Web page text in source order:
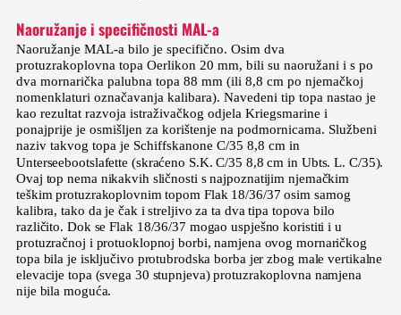
Naoružanje i specifičnosti MAL-a
Naoružanje MAL-a bilo je specifično. Osim dva
protuzrakoplovna topa Oerlikon 20 mm, bili su naoružani i s po
dva mornarička palubna topa 88 mm (ili 8,8 cm po njemačkoj
nomenklaturi označavanja kalibara). Navedeni tip topa nastao je
kao rezultat razvoja istraživačkog odjela Kriegsmarine i
ponajprije je osmišljen za korištenje na podmornicama. Službeni
naziv takvog topa je Schiffskanone C/35 8,8 cm in
Unterseebootslafette (skraćeno S.K. C/35 8,8 cm in Ubts. L. C/35).
Ovaj top nema nikakvih sličnosti s najpoznatijim njemačkim
teškim protuzrakoplovnim topom Flak 18/36/37 osim samog
kalibra, tako da je čak i streljivo za ta dva tipa topova bilo
različito. Dok se Flak 18/36/37 mogao uspješno koristiti i u
protuzračnoj i protuoklopnoj borbi, namjena ovog mornaričkog
topa bila je isključivo protubrodska borba jer zbog male vertikalne
elevacije topa (svega 30 stupnjeva) protuzrakoplovna namjena
nije bila moguća.